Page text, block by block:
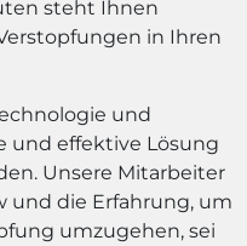
steht Ihnen
in Ihren
und
und effektive Lösung
Unsere Mitarbeiter
und die Erfahrung, um
umzugehen, sei